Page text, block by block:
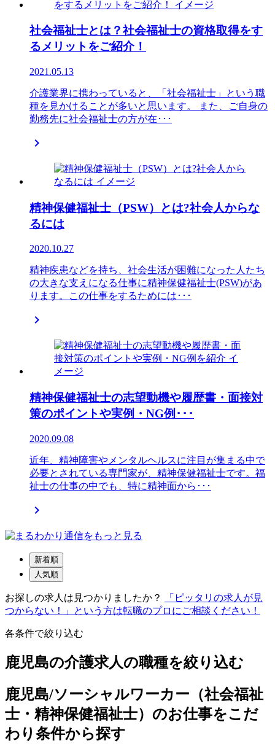
社会福祉士とは？社会福祉士の資格取得をす
るメリットをご紹介！
2021.05.13
介護業界に携わっていると、「社会福祉士」という職
種を見かけることが多いと思います。 また、ご自身の
勤務先に社会福祉士の方が在･･･

精神保健福祉士（PSW）とは?社会人からな
るには
2020.10.27
精神疾患などを持ち、社会生活が困難になった人たち
の大きな支えになる仕事に精神保健福祉士(PSW)があ
ります。この仕事をするためには･･･

精神保健福祉士の志望動機や履歴書・面接対
策のポイントや実例・NG例･･･
2020.09.08
近年、精神障害やメンタルヘルスに注目が集まる中で
必要とされている専門家が、精神保健福祉士です。福
祉士の仕事の中でも、特に精神面から･･･

新着順
人気順
お探しの求人は見つかりましたか？
「ピッタリの求人が見
つからない！」という方は転職のプロにご相談ください！
各条件で絞り込む
鹿児島の介護求人の職種を絞り込む
鹿児島/ソーシャルワーカー（社会福祉
士・精神保健福祉士）のお仕事をこだ
わり条件から探す